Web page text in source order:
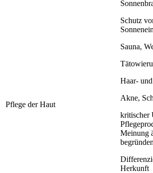
Pflege der Haut
Schutz
Sauna,
Haar-
Akne,
kritischer
Meinung
begründen
Herkunft